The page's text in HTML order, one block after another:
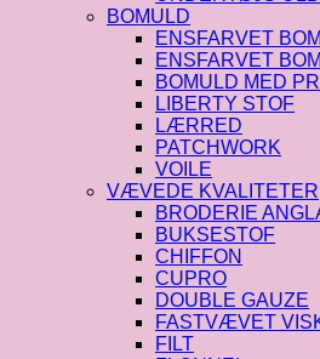
BOMULD
ENSFARVET
ENSFARVET
BOMULD MED
LIBERTY STOF
LÆRRED
PATCHWORK
VOILE
VÆVEDE KVALITETER
BRODERIE
BUKSESTOF
CHIFFON
CUPRO
DOUBLE GAUZE
FASTVÆVET
FILT